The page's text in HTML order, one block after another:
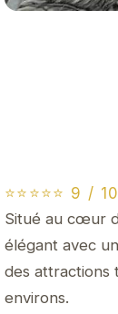
⭐⭐⭐⭐⭐ 9 /
Situé au cœur
élégant avec
des attractions
environs.